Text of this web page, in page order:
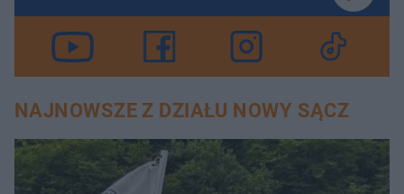
NAJNOWSZE Z DZIAŁU NOWY SĄCZ